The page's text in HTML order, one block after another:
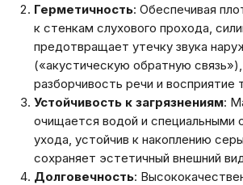
Герметичность: Обеспечивая
к стенкам слухового прохода,
предотвращает утечку звука
(«акустическую обратную
разборчивость речи и восприятие
Устойчивость к загрязнениям:
очищается водой и специальными
ухода, устойчив к накоплению
сохраняет эстетичный внешний
Долговечность: